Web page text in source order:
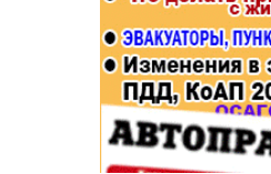
Спорт Фитнес
Недвижимость
Красота Косметология